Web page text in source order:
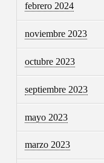
febrero 2024
noviembre 2023
octubre 2023
septiembre 2023
mayo 2023
marzo 2023